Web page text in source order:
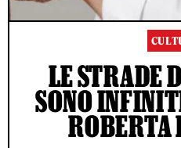
LE STRADE
SONO
ROBERTA